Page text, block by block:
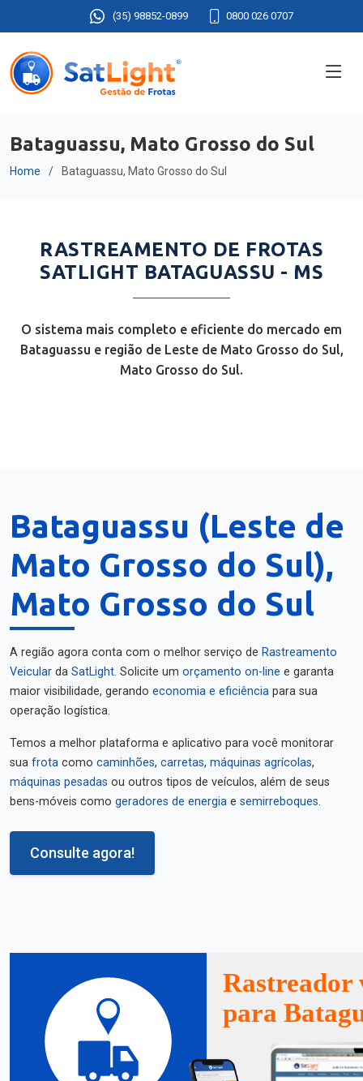
(35) 98852-0899 0800 026 0707
Bataguassu, Mato Grosso do Sul
Home Bataguassu, Mato Grosso do Sul
RASTREAMENTO DE FROTAS
SATLIGHT BATAGUASSU - MS
O sistema mais completo e eficiente do mercado em
Bataguassu e região de Leste de Mato Grosso do Sul,
Mato Grosso do Sul.
Bataguassu (Leste de
Mato Grosso do Sul),
Mato Grosso do Sul
A região agora conta com o melhor serviço de Rastreamento
Veicular da SatLight. Solicite um orçamento on-line e garanta
maior visibilidade, gerando economia e eficiência para sua
operação logística.
Temos a melhor plataforma e aplicativo para você monitorar
sua frota como caminhões, carretas, máquinas agrícolas,
máquinas pesadas ou outros tipos de veículos, além de seus
bens-móveis como geradores de energia e semirreboques.
Consulte agora!
Rastreador
para